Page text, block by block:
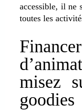
accessible, il ne
toutes les
misez
goodies